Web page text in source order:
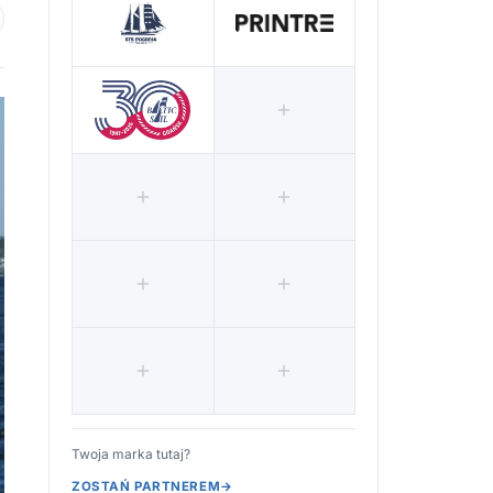
ulubionych
Twoja marka tutaj?
ZOSTAŃ PARTNEREM→